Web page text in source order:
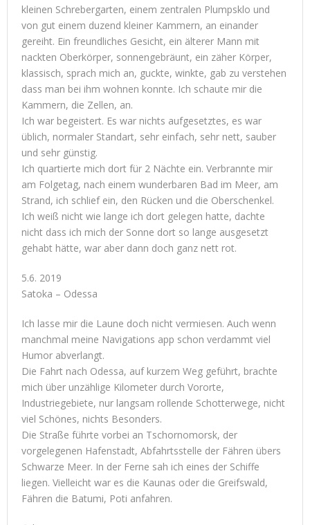
kleinen Schrebergarten, einem zentralen Plumpsklo und
von gut einem duzend kleiner Kammern, an einander
gereiht. Ein freundliches Gesicht, ein älterer Mann mit
nackten Oberkörper, sonnengebräunt, ein zäher Körper,
klassisch, sprach mich an, guckte, winkte, gab zu verstehen
dass man bei ihm wohnen konnte. Ich schaute mir die
Kammern, die Zellen, an.
Ich war begeistert. Es war nichts aufgesetztes, es war
üblich, normaler Standart, sehr einfach, sehr nett, sauber
und sehr günstig.
Ich quartierte mich dort für 2 Nächte ein. Verbrannte mir
am Folgetag, nach einem wunderbaren Bad im Meer, am
Strand, ich schlief ein, den Rücken und die Oberschenkel.
Ich weiß nicht wie lange ich dort gelegen hatte, dachte
nicht dass ich mich der Sonne dort so lange ausgesetzt
gehabt hätte, war aber dann doch ganz nett rot.
5.6. 2019
Satoka – Odessa
Ich lasse mir die Laune doch nicht vermiesen. Auch wenn
manchmal meine Navigations app schon verdammt viel
Humor abverlangt.
Die Fahrt nach Odessa, auf kurzem Weg geführt, brachte
mich über unzählige Kilometer durch Vororte,
Industriegebiete, nur langsam rollende Schotterwege, nicht
viel Schönes, nichts Besonders.
Die Straße führte vorbei an Tschornomorsk, der
vorgelegenen Hafenstadt, Abfahrtsstelle der Fähren übers
Schwarze Meer. In der Ferne sah ich eines der Schiffe
liegen. Vielleicht war es die Kaunas oder die Greifswald,
Fähren die Batumi, Poti anfahren.